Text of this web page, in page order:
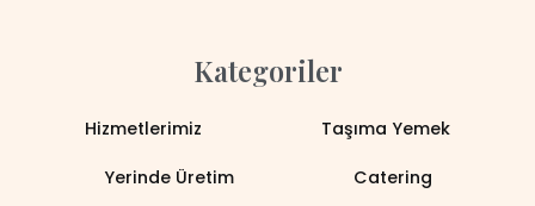
Kategoriler
Hizmetlerimiz Taşıma Yemek
Yerinde Üretim Catering